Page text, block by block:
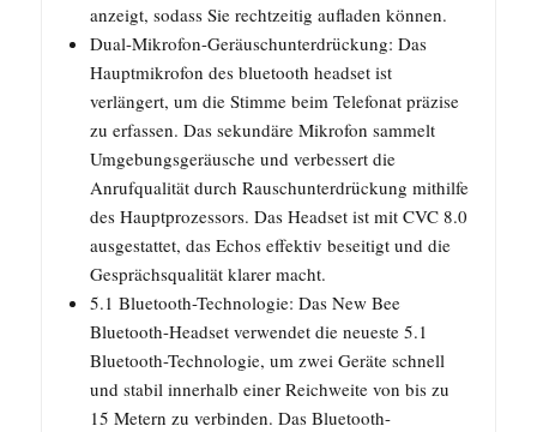
anzeigt, sodass Sie rechtzeitig aufladen können.
Dual-Mikrofon-Geräuschunterdrückung: Das
Hauptmikrofon des bluetooth headset ist
verlängert, um die Stimme beim Telefonat präzise
zu erfassen. Das sekundäre Mikrofon sammelt
Umgebungsgeräusche und verbessert die
Anrufqualität durch Rauschunterdrückung mithilfe
des Hauptprozessors. Das Headset ist mit CVC 8.0
ausgestattet, das Echos effektiv beseitigt und die
Gesprächsqualität klarer macht.
5.1 Bluetooth-Technologie: Das New Bee
Bluetooth-Headset verwendet die neueste 5.1
Bluetooth-Technologie, um zwei Geräte schnell
und stabil innerhalb einer Reichweite von bis zu
15 Metern zu verbinden. Das Bluetooth-